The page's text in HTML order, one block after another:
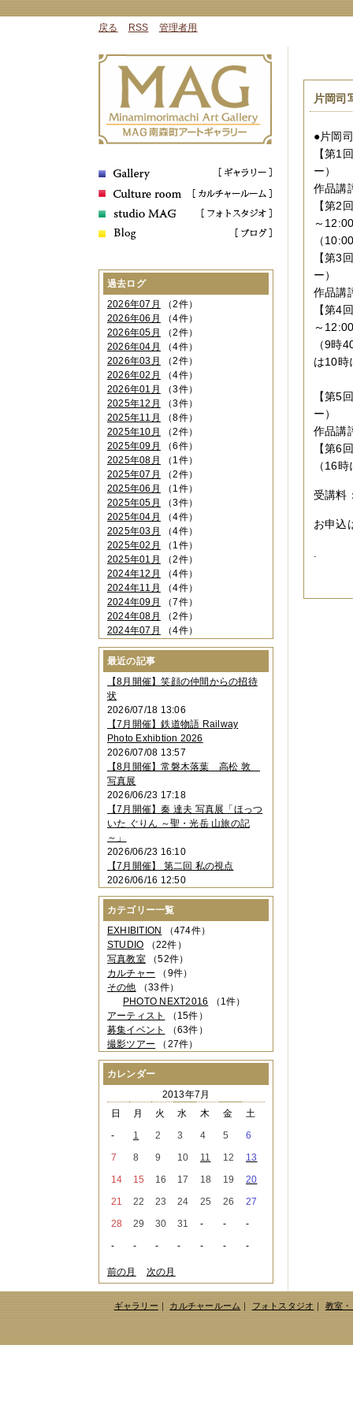
戻る RSS 管理者用
片岡司
●片岡
【第1
ー）
作品講
【第2
～
（
【第3
ー）
作品講
【第4
～
（9時
は10時
【第5
ー）
作品講
【第6
（16
受講料
お申込
.
過去ログ
2026年07月
（2件）
2026年06月
（4件）
2026年05月
（2件）
2026年04月
（4件）
2026年03月
（2件）
2026年02月
（4件）
2026年01月
（3件）
2025年12月
（3件）
2025年11月
（8件）
2025年10月
（2件）
2025年09月
（6件）
2025年08月
（1件）
2025年07月
（2件）
2025年06月
（1件）
2025年05月
（3件）
2025年04月
（4件）
2025年03月
（4件）
2025年02月
（1件）
2025年01月
（2件）
2024年12月
（4件）
2024年11月
（4件）
2024年09月
（7件）
2024年08月
（2件）
2024年07月
（4件）
2024年06月（4件）
2024年04月
2024年03月（3件）
2024年02月（2件）
2023年12月
2023年11月 （4件）
2023年10月（3件）
2023年09月（4件）
2023年08月 （1件）
2023年06月（3件）
2023年05月
2023年04月 （2件）
2023年03月（5件）
2023年02月（3件）
2023年01月
2022年12月 （3件）
2022年11月（2件）
2022年10月（4件）
2022年09月（2件）
2022年08月
（3件）
2022年07月（3件）
2022年05月（4件）
2022年04月（2件）
2022年03月
（5件）
2022年02月（3件）
2022年01月（3件）
2021年12月（2件）
2021年11月（3件）
2021年10月
（1件）
2021年08月
2021年07月（1件）
（3件）
2021年05月（2件）
2021年03月 （3件）
2021年02月 （1件）
2020年12月（3件）
2020年11月（6件）
2020年09月（5件）
2020年06月（2件）
2020年04月（4件）
2020年03月（9件）
2020年02月（3件）
2020年01月（5件）
2019年12月（3件）
最近の記事
【8月開催】笑顔の仲間からの招待
状
2026/07/18 13:06
【7月開催】鉄道物語 Railway
Photo Exhibtion 2026
2026/07/08 13:57
【8月開催】常磐木落葉 高松 敦
写真展
2026/06/23 17:18
【7月開催】秦 達夫 写真展「ほっつ
いた ぐりん ～聖・光岳 山旅の記
～」
2026/06/23 16:10
【7月開催】 第二回 私の視点
2026/06/16 12:50
カテゴリー一覧
EXHIBITION （474件）
STUDIO （22件）
写真教室（52件）
カルチャー （9件）
その他 （33件）
PHOTO NEXT2016 （1件）
アーティスト
（15件）
募集イベント
（63件）
撮影ツアー （27件）
カレンダー
2013年7月
日
月 火 水 木 金
土
-
1 2 3 4 5
6
7
8 9 10 11 12
13
14
15 16 17 18 19
20
21
22 23 24 25 26
27
28
29 30 31 - -
-
-
- - - - - -
前の月 次の月
ギャラリー｜ カルチャールーム｜ フォトスタジオ｜ 教室